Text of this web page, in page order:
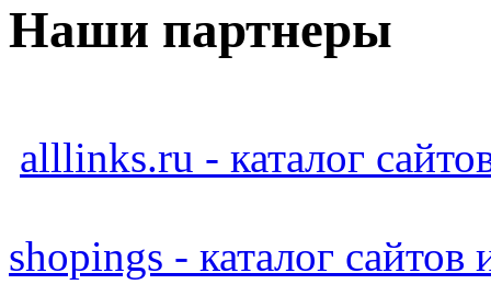
Наши партнеры
alllinks.ru - каталог
shopings - каталог сайтов